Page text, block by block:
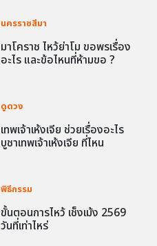
นครราชสีมา
มาโคราช ไหว้ย่าโม ขอพรเรื่อง
อะไร และข้อไหนที่ห้ามขอ ?
ดูดวง
เทพเจ้าเห้งเจีย ช่วยเรื่องอะไร
บูชาเทพเจ้าเห้งเจีย ที่ไหน
พิธีกรรม
ขั้นตอนการไหว้ เช็งเม้ง 2569
วันที่เท่าไหร่